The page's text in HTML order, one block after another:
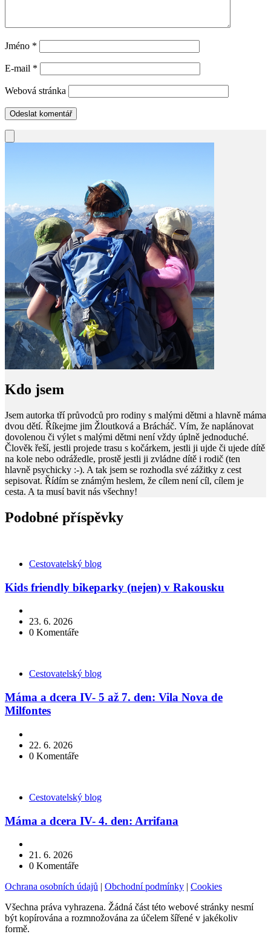
Jméno *
E-mail *
Webová stránka
Kdo jsem
Jsem autorka tří průvodců pro rodiny s malými dětmi a hlavně máma
dvou dětí. Říkejme jim Žloutková a Brácháč. Vím, že naplánovat
dovolenou či výlet s malými dětmi není vždy úplně jednoduché.
Člověk řeší, jestli projede trasu s kočárkem, jestli ji ujde či ujede dítě
na kole nebo odrážedle, prostě jestli ji zvládne dítě i rodič (ten
hlavně psychicky :-). A tak jsem se rozhodla své zážitky z cest
sepisovat. Řídím se známým heslem, že cílem není cíl, cílem je
cesta. A ta musí bavit nás všechny!
Podobné příspěvky
KategorieCestovatelský blog
Kids friendly bikeparky (nejen) v Rakousku
23. 6. 2026
0 Komentáře
KategorieCestovatelský blog
Máma a dcera IV- 5 až 7. den: Vila Nova de
Milfontes
22. 6. 2026
0 Komentáře
KategorieCestovatelský blog
Máma a dcera IV- 4. den: Arrifana
21. 6. 2026
0 Komentáře
Ochrana osobních údajů | Obchodní podmínky | Cookies
Všechna práva vyhrazena. Žádná část této webové stránky nesmí
být kopírována a rozmnožována za účelem šířené v jakékoliv
formě.